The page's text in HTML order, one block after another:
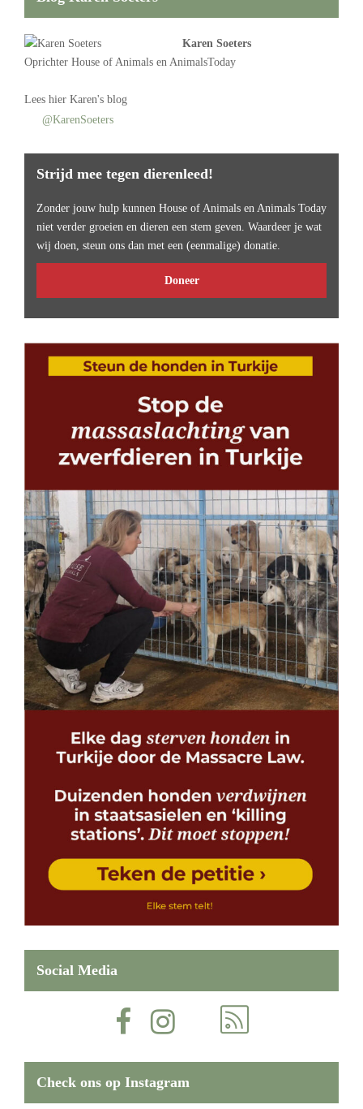
Karen Soeters
Oprichter House of Animals en AnimalsToday
Lees hier Karen's blog
@KarenSoeters
Strijd mee tegen dierenleed!
Zonder jouw hulp kunnen House of Animals en Animals Today
niet verder groeien en dieren een stem geven. Waardeer je wat
wij doen, steun ons dan met een (eenmalige) donatie.
Doneer
Social Media
Check ons op Instagram